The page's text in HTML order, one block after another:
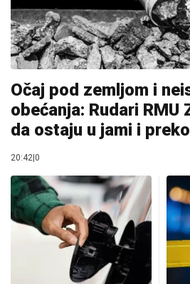
Očaj pod zemljom i
obećanja: Rudari RMU
da ostaju u jami i
20:42 0